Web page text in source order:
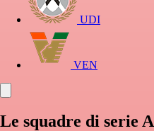
UDI
VEN
Le squadre di serie A